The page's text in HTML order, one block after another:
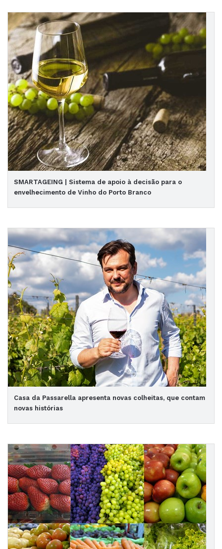
SMARTAGEING | Sistema de apoio à decisão para o
envelhecimento de Vinho do Porto Branco
Casa da Passarella apresenta novas colheitas, que contam
novas histórias